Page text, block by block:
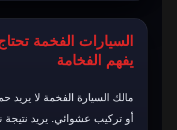
السيارات الفخمة
يفهم الفخامة
مالك السيارة الفخمة لا يريد
أو تركيب عشوائي. يريد نتيجة